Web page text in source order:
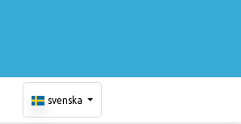
svenska